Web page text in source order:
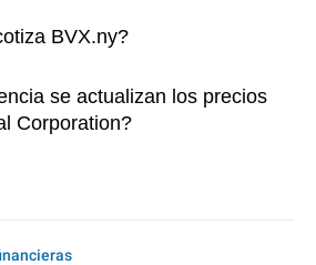
BVX.ny?
se actualizan los precios
Corporation?